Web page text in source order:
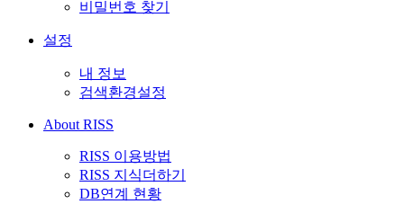
비밀번호 찾기
설정
내 정보
검색환경설정
About RISS
RISS 이용방법
RISS 지식더하기
DB연계 현황